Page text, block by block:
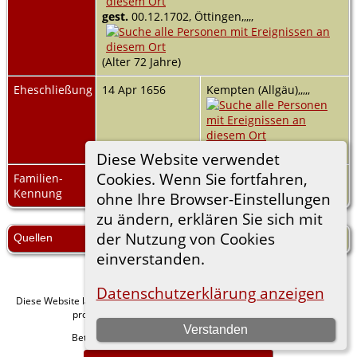
Diese Website verwendet
Cookies. Wenn Sie fortfahren,
ohne Ihre Browser-Einstellungen
zu ändern, erklären Sie sich mit
der Nutzung von Cookies
einverstanden.
Datenschutzerklärung anzeigen
Verstanden
gest. 00.12.1702, Öttingen,,,,,
(Alter 72 Jahre)
Eheschließung
14 Apr 1656 Kempten (Allgäu),,,,,
Familien-
Kennung
F48521 Familienblatt|
Familientafel
Quellen [S66] Weltmaier, Weltmaier.
Diese Website läuft mitThe Next Generation of Genealogy Sitebuildingv. 15.0.1,
programmiert von Darrin Lythgoe © 2001-2026.
Betreut von
. |Datenschutzerklärung